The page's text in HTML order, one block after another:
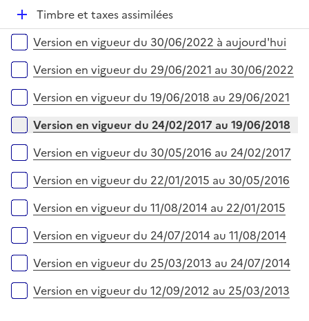
r
e
r
D
é
p
e
Timbre et taxes assimilées
Versions sur la période
Version en vigueur du 30/06/2022 à aujourd'hui
Version en vigueur du 29/06/2021 au 30/06/2022
Version en vigueur du 19/06/2018 au 29/06/2021
Version en vigueur du 24/02/2017 au 19/06/2018
Version en vigueur du 30/05/2016 au 24/02/2017
Version en vigueur du 22/01/2015 au 30/05/2016
Version en vigueur du 11/08/2014 au 22/01/2015
Version en vigueur du 24/07/2014 au 11/08/2014
Version en vigueur du 25/03/2013 au 24/07/2014
Version en vigueur du 12/09/2012 au 25/03/2013